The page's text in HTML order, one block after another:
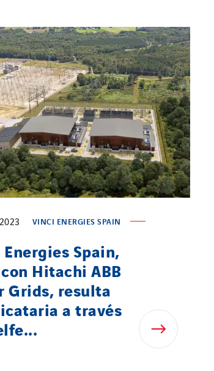
VINCI ENERGIES SPAIN
Spain,
Hitachi ABB
Grids, resulta
a través